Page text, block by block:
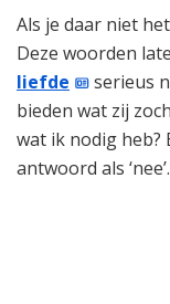
Als je daar niet
Deze woorden
liefde
serieus
bieden wat zij
wat ik nodig heb?
antwoord als